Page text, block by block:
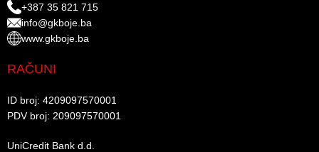
+387 35 821 715
info@gkboje.ba
www.gkboje.ba
RAČUNI
ID broj: 4209097570001​
PDV broj: 209097570001 ​
UniCredit Bank d.d.​